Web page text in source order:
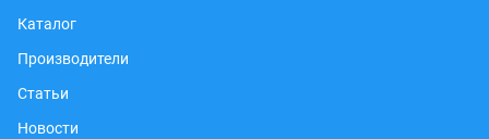
Каталог
Производители
Статьи
Новости